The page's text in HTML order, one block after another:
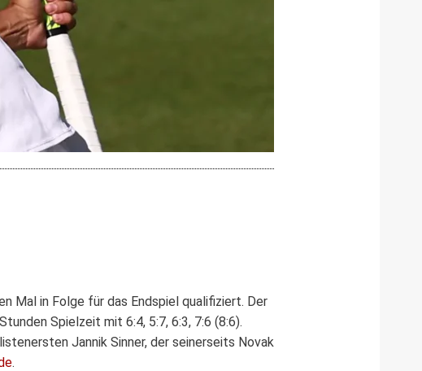
Mal in Folge für das Endspiel qualifiziert. Der
Spielzeit mit 6:4, 5:7, 6:3, 7:6 (8:6).
Jannik Sinner, der seinerseits Novak
.